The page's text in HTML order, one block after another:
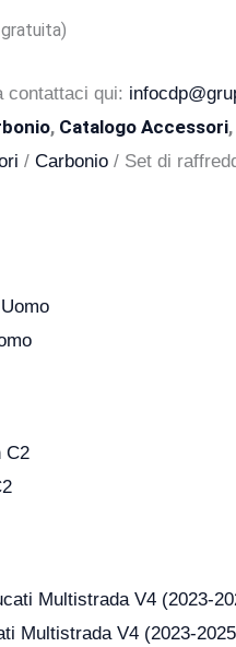
contattaci qui:
, Catalogo Accessori,
/ Carbonio / Set di
Multistrada V4 (2023-